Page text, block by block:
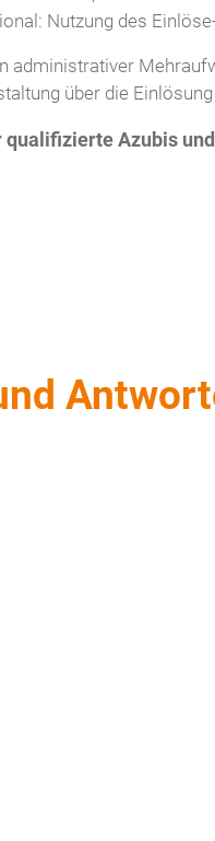
Nutzung des
administrativer
über die
qualifizierte Azubis